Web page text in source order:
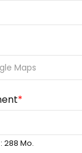
*
288 Mo.